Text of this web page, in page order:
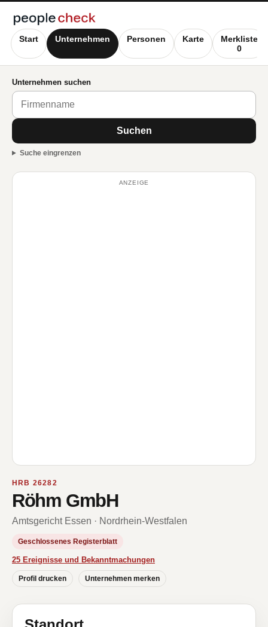
Start Unternehmen Personen Karte
Merkliste
0
Unternehmen suchen
Suchen
Suche eingrenzen
ANZEIGE
HRB 26282
Röhm GmbH
Amtsgericht Essen · Nordrhein-Westfalen
Geschlossenes Registerblatt
25 Ereignisse und Bekanntmachungen
Profil drucken Unternehmen merken